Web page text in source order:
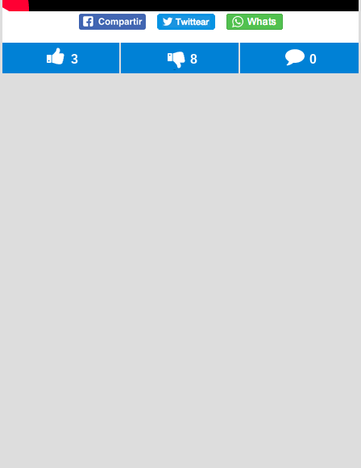
3 8 0